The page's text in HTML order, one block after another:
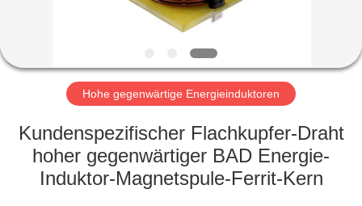
ÜBER
UNS
WERKSBESICHTIGUNG
QUALITÄTSKONTROLLE
Hohe gegenwärtige Energieinduktoren
Kundenspezifischer Flachkupfer-Draht
hoher gegenwärtiger BAD Energie-
Induktor-Magnetspule-Ferrit-Kern